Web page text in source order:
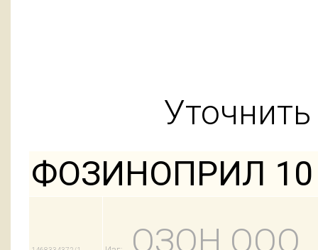
ФОЗИНОПРИЛ
ОЗОН ООО